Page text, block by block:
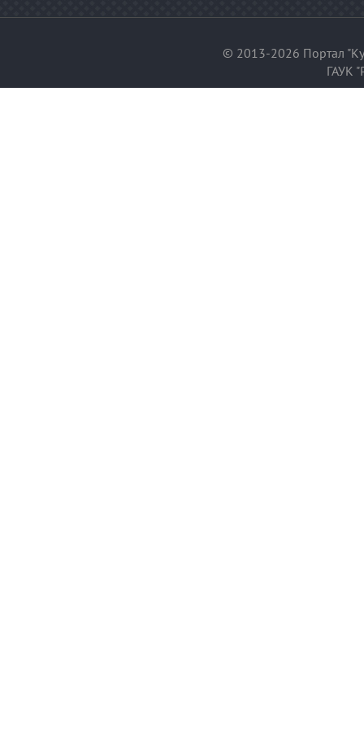
© 2013-2026 Портал
ГАУК